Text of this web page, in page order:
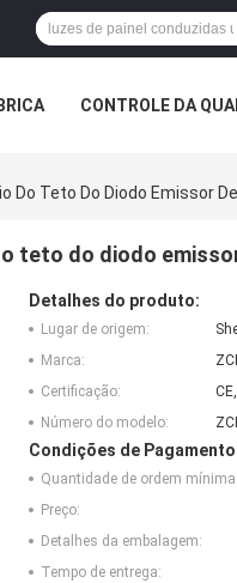
CONTROLE DA
Do Teto Do Diodo Emissor
teto do diodo
Detalhes do produto:
Lugar de origem:
Marca:
Certificação:
Número do modelo:
Condições de Pagamento
Quantidade de ordem mínima:
Preço:
Detalhes da embalagem:
Tempo de entrega: